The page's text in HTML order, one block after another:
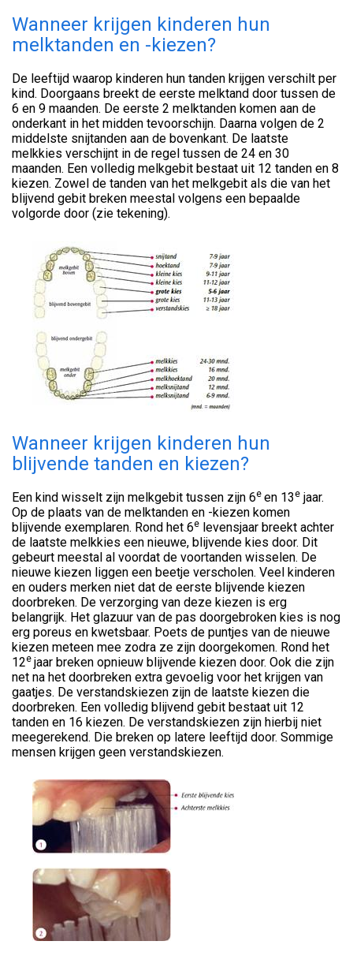
Wanneer krijgen kinderen hun
melktanden en -kiezen?
De leeftijd waarop kinderen hun tanden krijgen verschilt per
kind. Doorgaans breekt de eerste melktand door tussen de
6 en 9 maanden. De eerste 2 melktanden komen aan de
onderkant in het midden tevoorschijn. Daarna volgen de 2
middelste snijtanden aan de bovenkant. De laatste
melkkies verschijnt in de regel tussen de 24 en 30
maanden. Een volledig melkgebit bestaat uit 12 tanden en 8
kiezen. Zowel de tanden van het melkgebit als die van het
blijvend gebit breken meestal volgens een bepaalde
volgorde door (zie tekening).
Wanneer krijgen kinderen hun
blijvende tanden en kiezen?
Een kind wisselt zijn melkgebit tussen zijn 6e en 13e jaar.
Op de plaats van de melktanden en -kiezen komen
blijvende exemplaren. Rond het 6e levensjaar breekt achter
de laatste melkkies een nieuwe, blijvende kies door. Dit
gebeurt meestal al voordat de voortanden wisselen. De
nieuwe kiezen liggen een beetje verscholen. Veel kinderen
en ouders merken niet dat de eerste blijvende kiezen
doorbreken. De verzorging van deze kiezen is erg
belangrijk. Het glazuur van de pas doorgebroken kies is nog
erg poreus en kwetsbaar. Poets de puntjes van de nieuwe
kiezen meteen mee zodra ze zijn doorgekomen. Rond het
12e jaar breken opnieuw blijvende kiezen door. Ook die zijn
net na het doorbreken extra gevoelig voor het krijgen van
gaatjes. De verstandskiezen zijn de laatste kiezen die
doorbreken. Een volledig blijvend gebit bestaat uit 12
tanden en 16 kiezen. De verstandskiezen zijn hierbij niet
meegerekend. Die breken op latere leeftijd door. Sommige
mensen krijgen geen verstandskiezen.